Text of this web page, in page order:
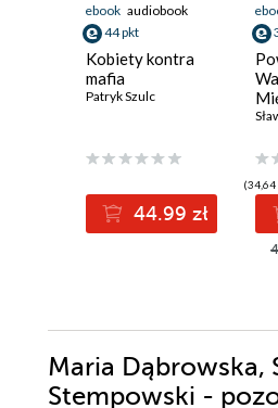
ebook audiobook
44 pkt
Kobiety kontra
mafia
Patryk Szulc
44.99 zł
(34,64
Maria Dąbrowska,
Stempowski -